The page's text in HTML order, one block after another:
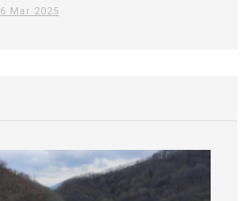
Mar 2025